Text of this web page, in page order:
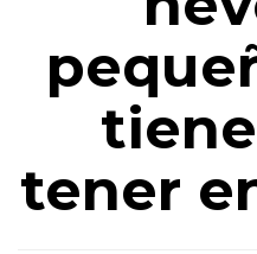
tener